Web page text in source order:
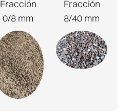
Fracción
0/8 mm
Fracción
8/40 mm